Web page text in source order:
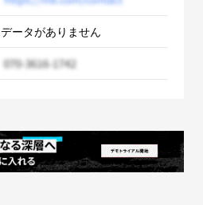
データがありません